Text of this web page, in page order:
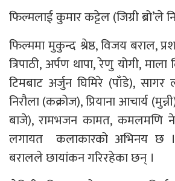
फिल्मलाई कुमार कट्टेल (जिग्री ब्रो’ले
फिल्ममा मुकुन्द श्रेष्ठ, विजय बराल,
त्रिपाठी, अर्पण थापा, रेणु योगी,
टिमबाट अर्जुन घिमिरे (पाँडे),
निरौला (कक्रोज), प्रियाना आचार्य
बाजे), रामभजन कामत, कमलमणि
लगायत कलाकारको अभिनय छ ।
बरालले छायांकन गरिरहेका छन् ।